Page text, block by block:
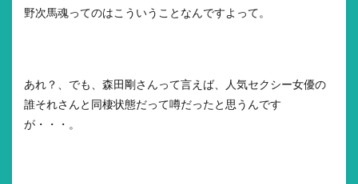
野次馬魂ってのはこういうことなんですよって。
あれ？、でも、森田剛さんって言えば、人気セクシー女優の
誰それさんと同棲状態だって噂だったと思うんです
が・・・。